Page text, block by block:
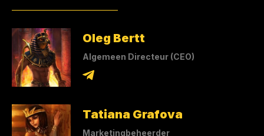
Oleg Bertt
Algemeen Directeur (CEO)
Tatiana Grafova
Marketingbeheerder